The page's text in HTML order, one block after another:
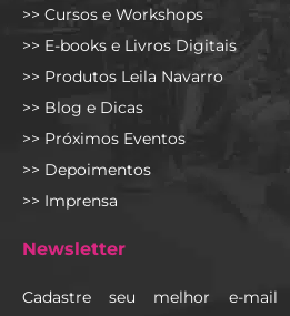
>> Cursos e Workshops
>> E-books e Livros Digitais
>> Produtos Leila Navarro
>> Blog e Dicas
>> Próximos Eventos
>> Depoimentos
>> Imprensa
Newsletter
Cadastre seu melhor e-mail